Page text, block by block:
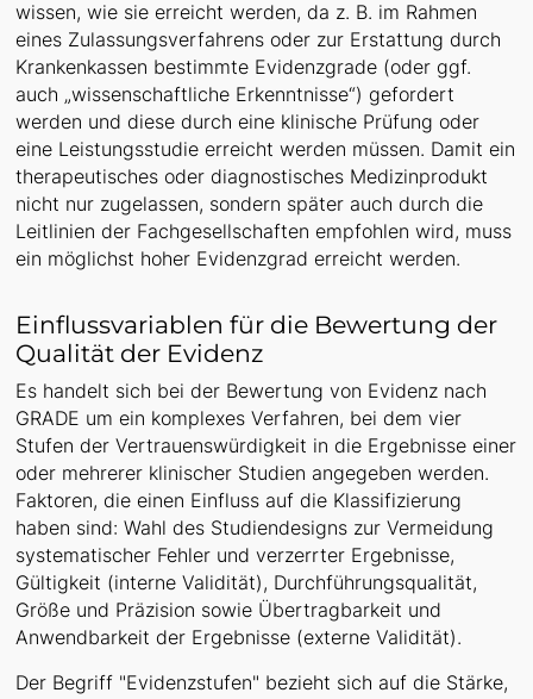
wissen, wie sie erreicht werden, da z. B. im Rahmen
eines Zulassungsverfahrens oder zur Erstattung durch
Krankenkassen bestimmte Evidenzgrade (oder ggf.
auch „wissenschaftliche Erkenntnisse“) gefordert
werden und diese durch eine klinische Prüfung oder
eine Leistungsstudie erreicht werden müssen. Damit ein
therapeutisches oder diagnostisches Medizinprodukt
nicht nur zugelassen, sondern später auch durch die
Leitlinien der Fachgesellschaften empfohlen wird, muss
ein möglichst hoher Evidenzgrad erreicht werden.
Einflussvariablen für die Bewertung der
Qualität der Evidenz
Es handelt sich bei der Bewertung von Evidenz nach
GRADE um ein komplexes Verfahren, bei dem vier
Stufen der Vertrauenswürdigkeit in die Ergebnisse einer
oder mehrerer klinischer Studien angegeben werden.
Faktoren, die einen Einfluss auf die Klassifizierung
haben sind: Wahl des Studiendesigns zur Vermeidung
systematischer Fehler und verzerrter Ergebnisse,
Gültigkeit (interne Validität), Durchführungsqualität,
Größe und Präzision sowie Übertragbarkeit und
Anwendbarkeit der Ergebnisse (externe Validität).
Der Begriff "Evidenzstufen" bezieht sich auf die Stärke,